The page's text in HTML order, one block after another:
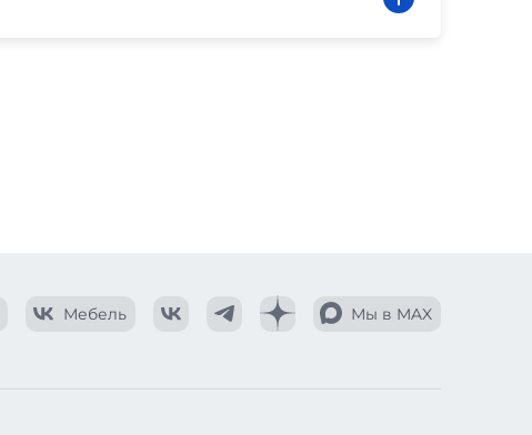
Мебель Мы в MAX